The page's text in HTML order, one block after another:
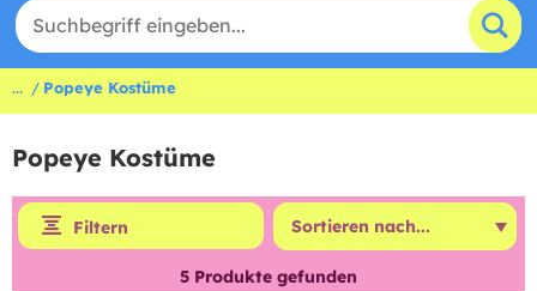
... Popeye Kostüme
Popeye Kostüme
Filtern
5 Produkte gefunden